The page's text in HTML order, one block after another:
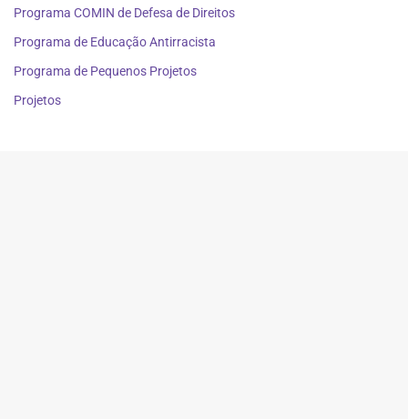
Programa COMIN de Defesa de Direitos
Programa de Educação Antirracista
Programa de Pequenos Projetos
Projetos